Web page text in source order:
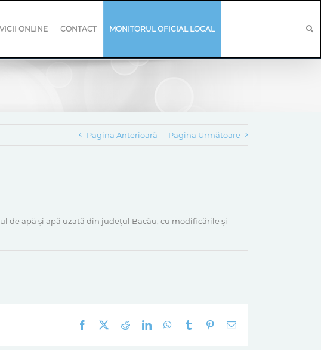
ONLINE CONTACT MONITORUL OFICIAL LOCAL
Pagina Anterioară Pagina Următoare
de apă și apă uzată din județul Bacău, cu modificările și
Facebook RedditLinkedInWhatsApp
Tumblr Pinterest
E-